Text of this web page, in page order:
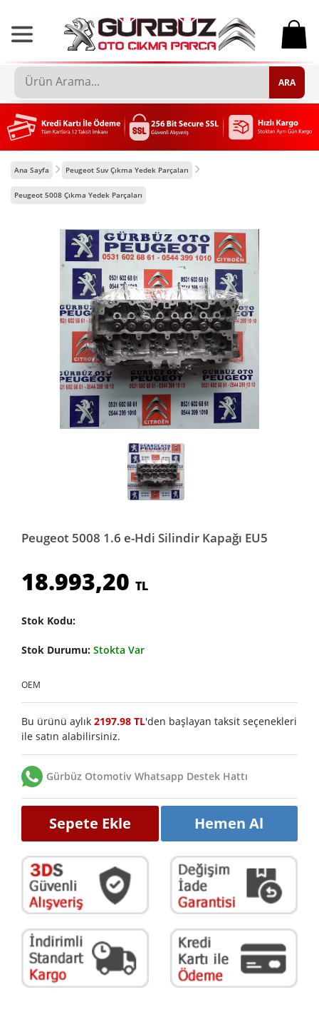
0
ARA
Ana Sayfa Peugeot Suv Çıkma Yedek Parçaları
Peugeot 5008 Çıkma Yedek Parçaları
Peugeot 5008 1.6 e-Hdi Silindir Kapağı EU5
18.993,20 TL
Stok Kodu:
Stok Durumu: Stokta Var
OEM
Bu ürünü aylık 2197.98 TL'den başlayan taksit seçenekleri
ile satın alabilirsiniz.
Gürbüz Otomotiv Whatsapp Destek Hattı
Sepete Ekle Hemen Al